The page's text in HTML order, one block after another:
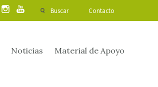
Buscar Contacto
Noticias Material de Apoyo